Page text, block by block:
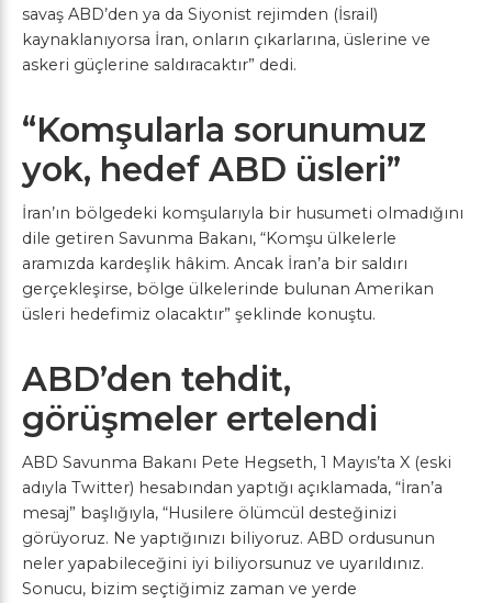
savaş ABD’den ya da Siyonist rejimden (İsrail)
kaynaklanıyorsa İran, onların çıkarlarına, üslerine ve
askeri güçlerine saldıracaktır” dedi.
“Komşularla sorunumuz
yok, hedef ABD üsleri”
İran’ın bölgedeki komşularıyla bir husumeti olmadığını
dile getiren Savunma Bakanı, “Komşu ülkelerle
aramızda kardeşlik hâkim. Ancak İran’a bir saldırı
gerçekleşirse, bölge ülkelerinde bulunan Amerikan
üsleri hedefimiz olacaktır” şeklinde konuştu.
ABD’den tehdit,
görüşmeler ertelendi
ABD Savunma Bakanı Pete Hegseth, 1 Mayıs’ta X (eski
adıyla Twitter) hesabından yaptığı açıklamada, “İran’a
mesaj” başlığıyla, “Husilere ölümcül desteğinizi
görüyoruz. Ne yaptığınızı biliyoruz. ABD ordusunun
neler yapabileceğini iyi biliyorsunuz ve uyarıldınız.
Sonucu, bizim seçtiğimiz zaman ve yerde